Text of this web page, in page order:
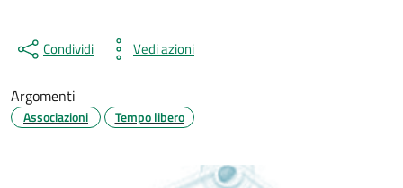
Condividi Vedi azioni
Argomenti
Associazioni Tempo libero